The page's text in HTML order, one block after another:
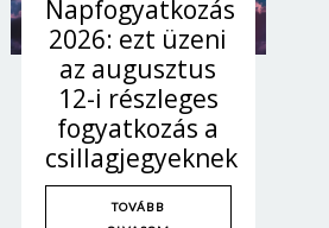
Napfogyatkozás
2026: ezt üzeni
az augusztus
12-i részleges
fogyatkozás a
csillagjegyeknek
TOVÁBB